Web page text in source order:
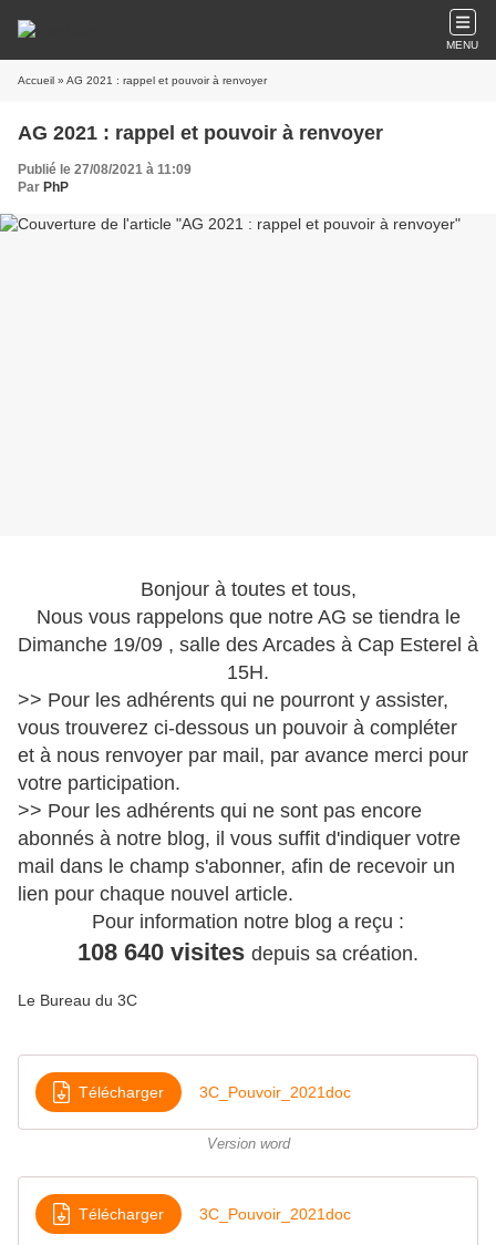
MENU
Accueil » AG 2021 : rappel et pouvoir à renvoyer
AG 2021 : rappel et pouvoir à renvoyer
Publié le 27/08/2021 à 11:09
Par PhP
Bonjour à toutes et tous,
Nous vous rappelons que notre AG se tiendra le
Dimanche 19/09 , salle des Arcades à Cap Esterel à
15H.
>> Pour les adhérents qui ne pourront y assister,
vous trouverez ci-dessous un pouvoir à compléter
et à nous renvoyer par mail, par avance merci pour
votre participation.
>> Pour les adhérents qui ne sont pas encore
abonnés à notre blog, il vous suffit d'indiquer votre
mail dans le champ s'abonner, afin de recevoir un
lien pour chaque nouvel article.
Pour information notre blog a reçu :
108 640 visites depuis sa création.
Le Bureau du 3C
Télécharger 3C_Pouvoir_2021doc
Version word
Télécharger 3C_Pouvoir_2021doc